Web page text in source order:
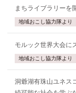
まちライブラリーを
地域おこし協力隊より
モルック世界大会に
地域おこし協力隊より
洞爺湖有珠山ユネス